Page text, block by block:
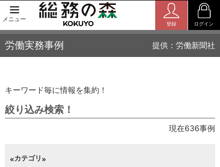
メニュー
登録 ログイン
労働実務事例 提供：労働新聞社
キーワード毎に情報を集約！
絞り込み検索！
現在636事例
カテゴリ